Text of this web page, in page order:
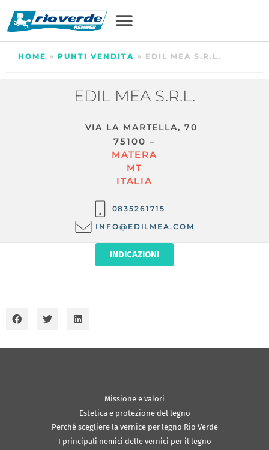
HOME » PUNTI VENDITA » EDIL MEA S.R.L.
EDIL MEA S.R.L.
VIA LA MARTELLA, 70
75100 –
MATERA
MT
ITALIA
0835261715
INFO@EDILMEA.COM
INDICAZIONI
Missione e valori
Estetica e protezione del legno
Perché scegliere la vernice per legno Rio Verde
I principali nemici delle vernici per il legno